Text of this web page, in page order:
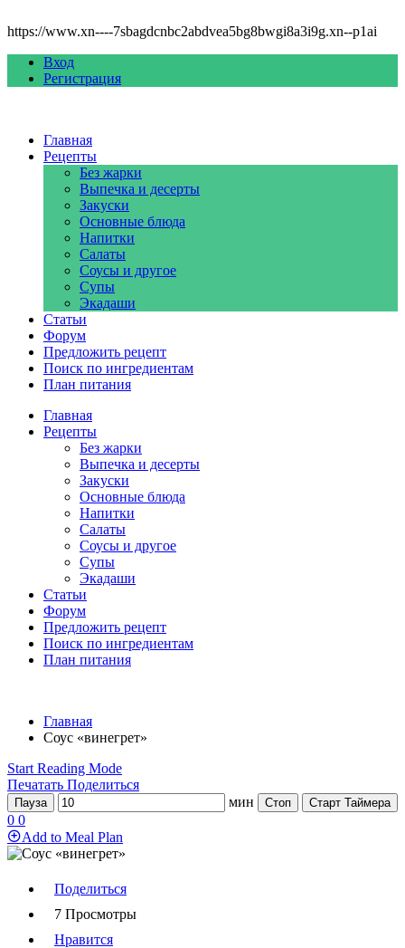
https://www.xn----7sbagdcnbc2abdvea5bg8bwgi8a3i9g.xn--p1ai
Вход
Регистрация
Главная
Рецепты
Без жарки
Выпечка и десерты
Закуски
Основные блюда
Напитки
Салаты
Соусы и другое
Супы
Экадаши
Статьи
Форум
Предложить рецепт
Поиск по ингредиентам
План питания
Главная
Рецепты
Без жарки
Выпечка и десерты
Закуски
Основные блюда
Напитки
Салаты
Соусы и другое
Супы
Экадаши
Статьи
Форум
Предложить рецепт
Поиск по ингредиентам
План питания
Главная
Соус «винегрет»
Start Reading Mode
Печатать Поделиться
Пауза мин Стоп Старт Таймера
0 0
Add to Meal Plan
Поделиться
7 Просмотры
Нравится